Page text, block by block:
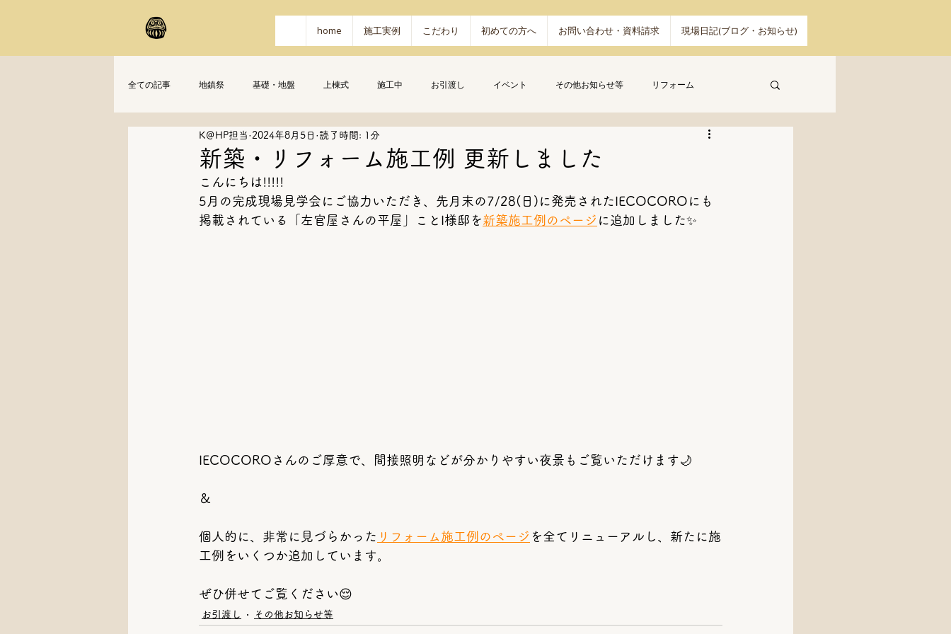
home 施工実例 こだわり 初めての方へ お問い合わせ・資料請求 現場日記(ブログ・お知らせ)
全ての記事 地鎮祭 基礎・地盤 上棟式 施工中 お引渡し イベント その他お知らせ等 リフォーム
新築・リフォーム施工例 更新しました
K＠HP担当 2024年8月5日 読了時間: 1分
こんにちは!!!!!
5月の完成現場見学会にご協力いただき、先月末の7/28(日)に発売されたIECOCOROにも
掲載されている「左官屋さんの平屋」ことI様邸を新築施工例のページ に追加しました✨
IECOCOROさんのご厚意で、間接照明などが分かりやすい夜景もご覧いただけます🌙
＆
個人的に、非常に見づらかった リフォーム施工例のページ を全てリニューアルし、新たに施
工例をいくつか追加しています。
ぜひ併せてご覧ください😌
お引渡し その他お知らせ等